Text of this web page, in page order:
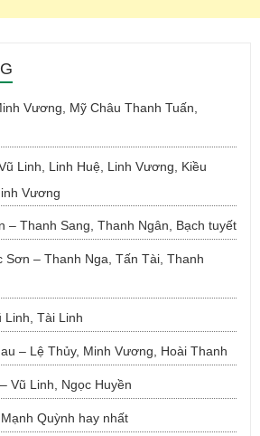
Vương, Mỹ Châu Thanh Tuấn,
Linh, Linh Huệ, Linh Vương, Kiều
Vương
– Thanh Sang, Thanh Ngân, Bạch tuyết
Sơn – Thanh Nga, Tấn Tài, Thanh
Linh, Tài Linh
– Lệ Thủy, Minh Vương, Hoài Thanh
Vũ Linh, Ngọc Huyền
Quỳnh hay nhất